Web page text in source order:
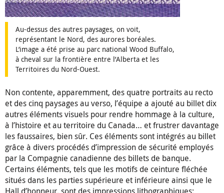
Au-dessus des autres paysages, on voit,
représentant le Nord, des aurores boréales.
L’image a été prise au parc national Wood Buffalo,
à cheval sur la frontière entre l’Alberta et les
Territoires du Nord-Ouest.
Non contente, apparemment, des quatre portraits au recto
et des cinq paysages au verso, l’équipe a ajouté au billet dix
autres éléments visuels pour rendre hommage à la culture,
à l’histoire et au territoire du Canada… et frustrer davantage
les faussaires, bien sûr. Ces éléments sont intégrés au billet
grâce à divers procédés d’impression de sécurité employés
par la Compagnie canadienne des billets de banque.
Certains éléments, tels que les motifs de ceinture fléchée
situés dans les parties supérieure et inférieure ainsi que le